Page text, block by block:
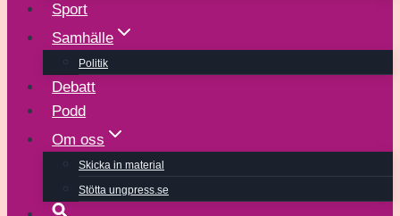
Sport
Samhälle
Politik
Debatt
Podd
Om oss
Skicka in material
Stötta ungpress.se